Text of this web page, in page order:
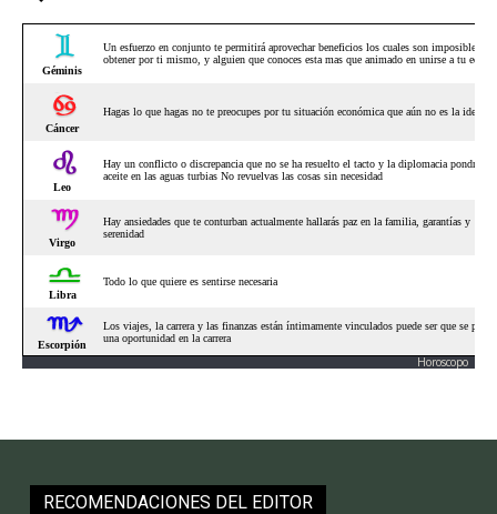
Horoscopo
RECOMENDACIONES DEL EDITOR